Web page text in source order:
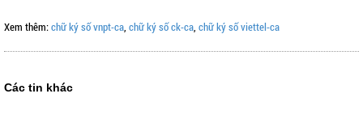
Xem thêm:chữ ký số vnpt-ca chữ ký số ck-ca chữ ký số viettel-ca
Các tin khác